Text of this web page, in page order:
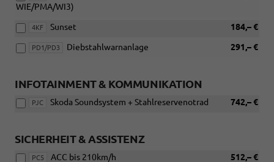
WIE/PMA/WI3)
4KF 184,– €
Sunset
PD1/PD3 291,– €
Diebstahlwarnanlage
INFOTAINMENT & KOMMUNIKATION
PJC 742,– €
Skoda Soundsystem + Stahlreservenotrad
SICHERHEIT & ASSISTENZ
PC5 512,– €
ACC bis 210km/h